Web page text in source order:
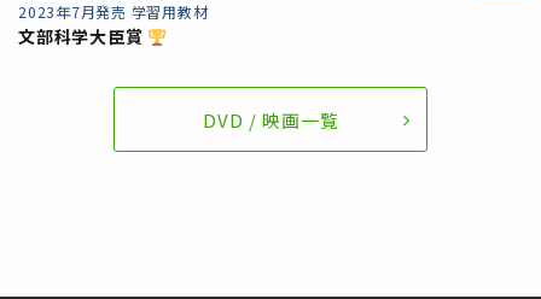
2023年7月発売 学習用教材
文部科学大臣賞
DVD / 映画一覧